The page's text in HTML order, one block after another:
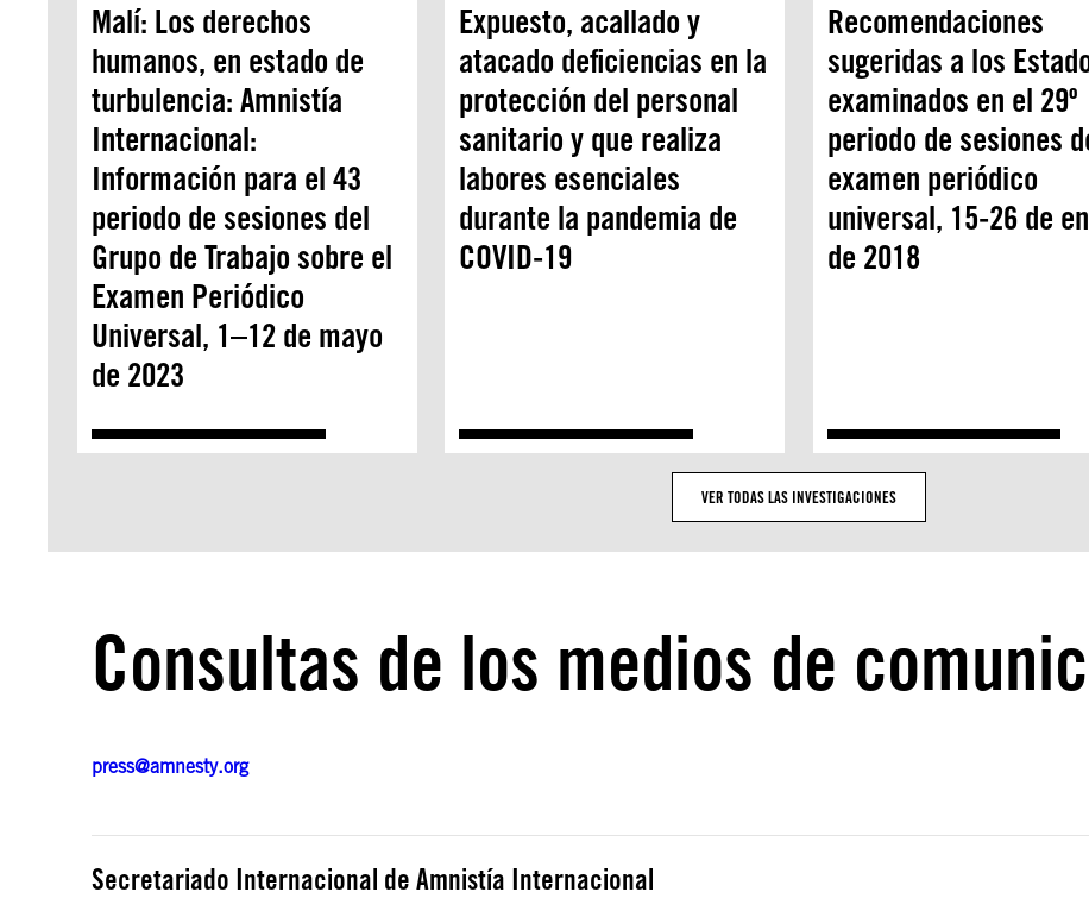
Malí: Los derechos
humanos, en estado de
turbulencia: Amnistía
Internacional:
Información para el 43
periodo de sesiones del
Grupo de Trabajo sobre el
Examen Periódico
Universal, 1–12 de mayo
de 2023
Expuesto, acallado y
atacado deficiencias en la
protección del personal
sanitario y que realiza
labores esenciales
durante la pandemia de
COVID-19
Recomendaciones
sugeridas a los
examinados en el 29º
periodo de sesiones
examen periódico
universal, 15-26 de
de 2018
VER TODAS LAS INVESTIGACIONES
Consultas de los medios de
press@amnesty.org
Secretariado Internacional de Amnistía Internacional